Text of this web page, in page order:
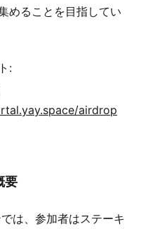
めることを目指してい
:
airdrop
要
は、参加者はステーキ